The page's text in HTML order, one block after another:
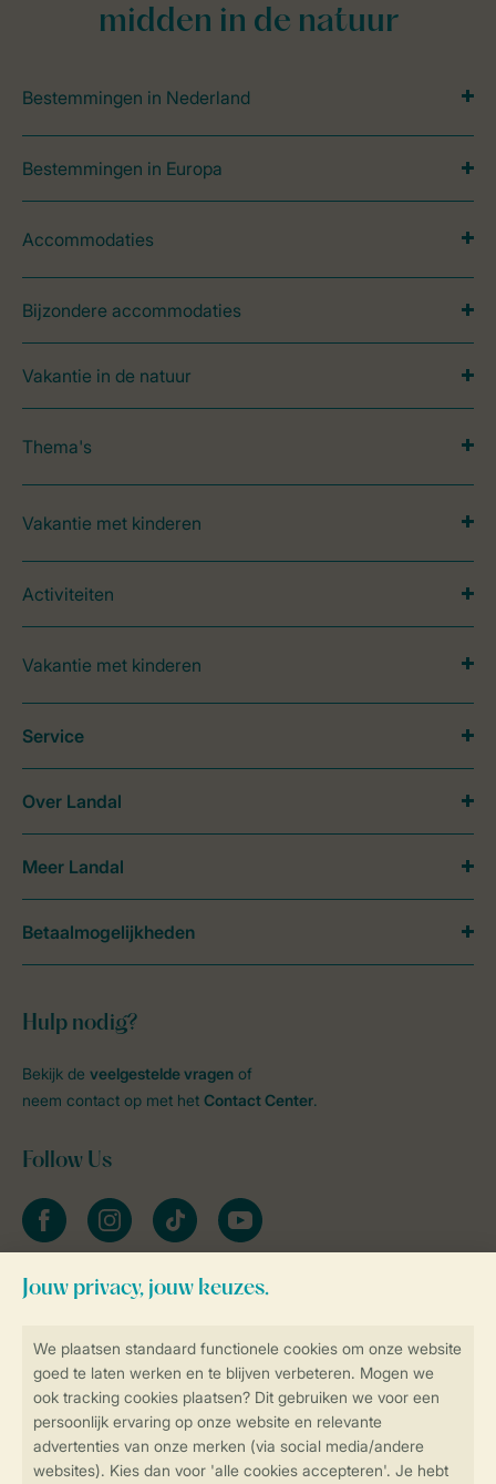
Veilig en snel online boeken
Veilige gegevensoverdracht
Veilige betaling
midden in de natuur
Bestemmingen in Nederland
Bestemmingen in Europa
Accommodaties
Bijzondere accommodaties
Vakantie in de natuur
Thema's
Vakantie met kinderen
Activiteiten
Vakantie met kinderen
Hulp nodig?
Bekijk de veelgestelde vragen of
neem contact op met het Contact Center.
Follow Us
facebookinstagramtiktok youtube
Blijf op de hoogte
Service
Over Landal
Meer Landal
Betaalmogelijkheden